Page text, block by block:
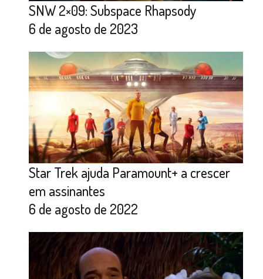
SNW 2×09: Subspace Rhapsody
6 de agosto de 2023
Star Trek ajuda Paramount+ a crescer
em assinantes
6 de agosto de 2022